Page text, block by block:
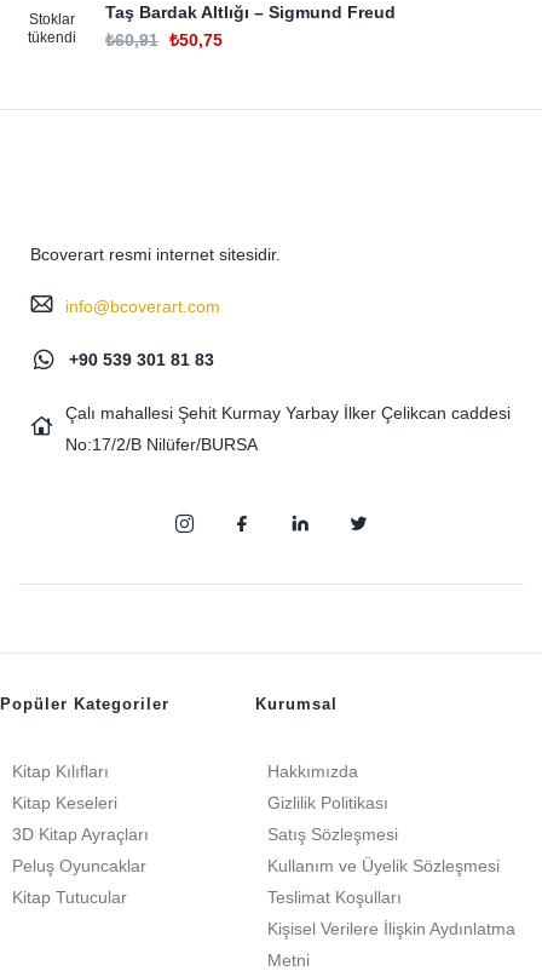
Stoklar
tükendi
Taş Bardak Altlığı – Sigmund Freud
₺60,91 ₺50,75
Bcoverart resmi internet sitesidir.
info@bcoverart.com
+90 539 301 81 83
Çalı mahallesi Şehit Kurmay Yarbay İlker Çelikcan caddesi
No:17/2/B Nilüfer/BURSA
Popüler Kategoriler
Kitap Kılıfları
Kitap Keseleri
3D Kitap Ayraçları
Peluş Oyuncaklar
Kitap Tutucular
Kurumsal
Hakkımızda
Gizlilik Politikası
Satış Sözleşmesi
Kullanım ve Üyelik Sözleşmesi
Teslimat Koşulları
Kişisel Verilere İlişkin Aydınlatma
Metni